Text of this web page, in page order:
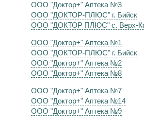
ООО "Доктор+" Аптека №3
ООО "ДОКТОР-ПЛЮС" г. Бийск
ООО "ДОКТОР ПЛЮС" с. Верх-
ООО "Доктор+" Аптека №1
ООО "ДОКТОР-ПЛЮС" г. Бийск
ООО "Доктор+" Аптека №2
ООО "Доктор+" Аптека №8
ООО "Доктор+" Аптека №7
ООО "Доктор+" Аптека №14
ООО "Доктор+" Аптека №9